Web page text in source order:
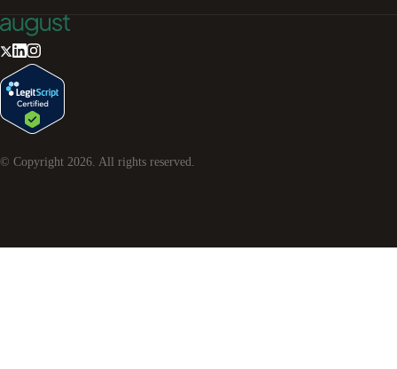
© Copyright 2026. All rights reserved.